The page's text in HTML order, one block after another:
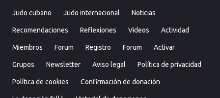
Judo cubano Judo internacional Noticias
Recomendaciones Reflexiones Videos Actividad
Miembros Forum Registro Forum Activar
Grupos Newsletter Aviso legal Política de privacidad
Política de cookies Confirmación de donación